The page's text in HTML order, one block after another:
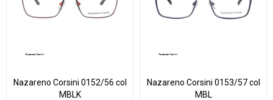
Nazareno Corsini 0152/56 col
MBLK
Nazareno Corsini 0153/57 col
MBL